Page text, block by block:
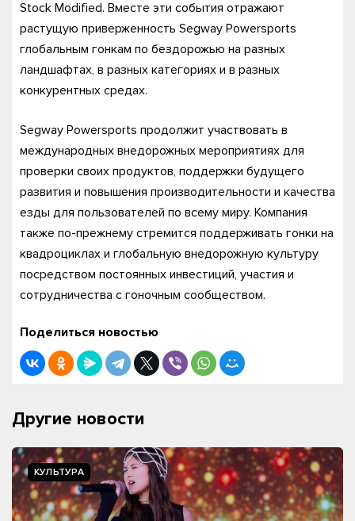
Stock Modified. Вместе эти события отражают
растущую приверженность Segway Powersports
глобальным гонкам по бездорожью на разных
ландшафтах, в разных категориях и в разных
конкурентных средах.
Segway Powersports продолжит участвовать в
международных внедорожных мероприятиях для
проверки своих продуктов, поддержки будущего
развития и повышения производительности и качества
езды для пользователей по всему миру. Компания
также по-прежнему стремится поддерживать гонки на
квадроциклах и глобальную внедорожную культуру
посредством постоянных инвестиций, участия и
сотрудничества с гоночным сообществом.
Поделиться новостью
Другие новости
КУЛЬТУРА